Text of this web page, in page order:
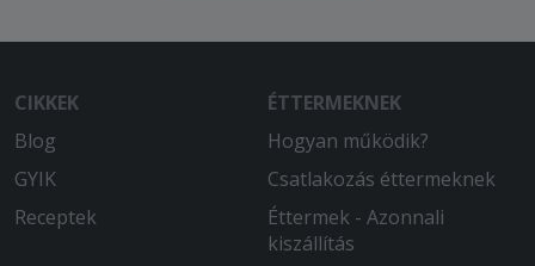
CIKKEK
Blog
GYIK
Receptek
ÉTTERMEKNEK
Hogyan működik?
Csatlakozás éttermeknek
Éttermek - Azonnali
kiszállítás